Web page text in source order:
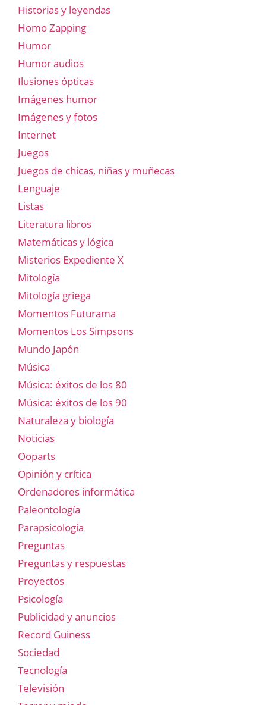
Historias y leyendas
Homo Zapping
Humor
Humor audios
Ilusiones ópticas
Imágenes humor
Imágenes y fotos
Internet
Juegos
Juegos de chicas, niñas y muñecas
Lenguaje
Listas
Literatura libros
Matemáticas y lógica
Misterios Expediente X
Mitología
Mitología griega
Momentos Futurama
Momentos Los Simpsons
Mundo Japón
Música
Música: éxitos de los 80
Música: éxitos de los 90
Naturaleza y biología
Noticias
Ooparts
Opinión y crítica
Ordenadores informática
Paleontología
Parapsicología
Preguntas
Preguntas y respuestas
Proyectos
Psicología
Publicidad y anuncios
Record Guiness
Sociedad
Tecnología
Televisión